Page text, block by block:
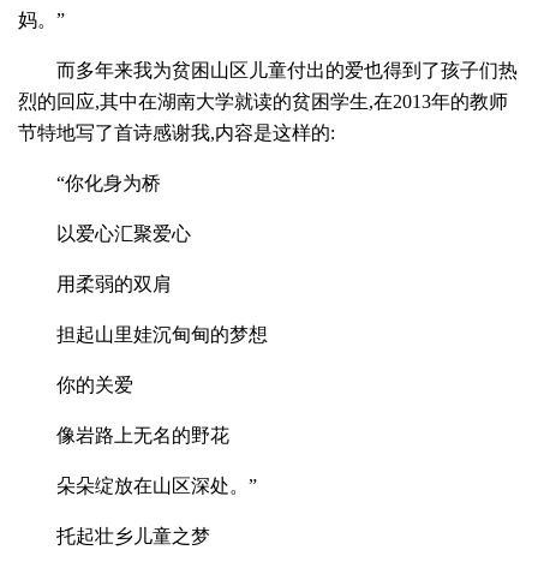
妈。”
而多年来我为贫困山区儿童付出的爱也得到了孩子们热
烈的回应,其中在湖南大学就读的贫困学生,在2013年的教师
节特地写了首诗感谢我,内容是这样的:
“你化身为桥
以爱心汇聚爱心
用柔弱的双肩
担起山里娃沉甸甸的梦想
你的关爱
像岩路上无名的野花
朵朵绽放在山区深处。”
托起壮乡儿童之梦